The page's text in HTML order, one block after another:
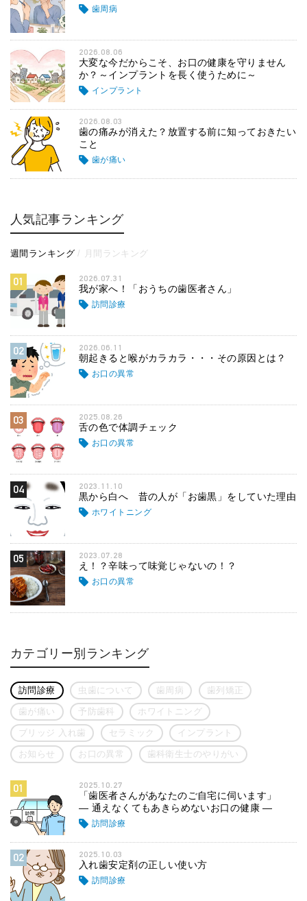
歯周病
2026.08.06
大変な今だからこそ、お口の健康を守りません
か？～インプラントを長く使うために～
インプラント
2026.08.03
歯の痛みが消えた？放置する前に知っておきたい
こと
歯が痛い
人気記事ランキング
週間ランキング 月間ランキング
01 2026.07.31
我が家へ！「おうちの歯医者さん」
訪問診療
02 2026.06.11
朝起きると喉がカラカラ・・・その原因とは？
お口の異常
03 2025.08.26
舌の色で体調チェック
お口の異常
04 2023.11.10
黒から白へ 昔の人が「お歯黒」をしていた理由
ホワイトニング
05 2023.07.28
え！？辛味って味覚じゃないの！？
お口の異常
カテゴリー別ランキング
訪問診療 虫歯について 歯周病 歯列矯正
歯が痛い 予防歯科 ホワイトニング
ブリッジ 入れ歯 セラミック インプラント
お知らせ お口の異常 歯科衛生士のやりがい
01 2025.10.27
「歯医者さんがあなたのご自宅に伺います」
― 通えなくてもあきらめないお口の健康 ―
訪問診療
02 2025.10.03
入れ歯安定剤の正しい使い方
訪問診療